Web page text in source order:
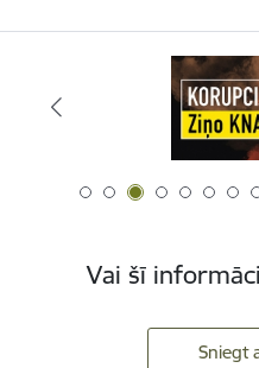
Vai šī
Sniegt